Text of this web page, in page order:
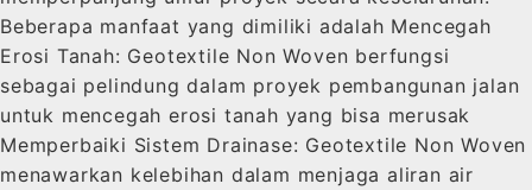
Beberapa manfaat yang dimiliki adalah Mencegah
Erosi Tanah: Geotextile Non Woven berfungsi
sebagai pelindung dalam proyek pembangunan jalan
untuk mencegah erosi tanah yang bisa merusak
Memperbaiki Sistem Drainase: Geotextile Non Woven
menawarkan kelebihan dalam menjaga aliran air